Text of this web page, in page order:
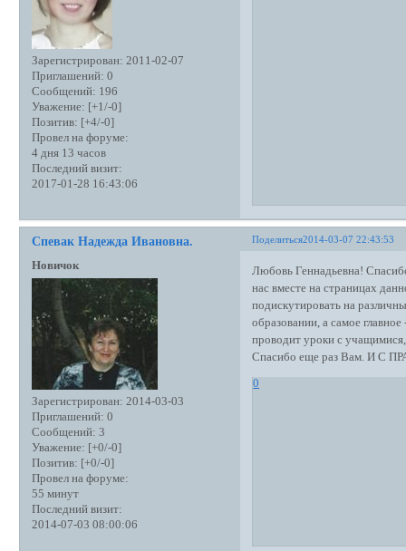
Зарегистрирован: 2011-02-07
Приглашений: 0
Сообщений: 196
Уважение: [+1/-0]
Позитив: [+4/-0]
Провел на форуме:
4 дня 13 часов
Последний визит:
2017-01-28 16:43:06
Поделиться2014-03-07 22:43:53
Спевак Надежда Ивановна.
Новичок
Зарегистрирован: 2014-03-03
Приглашений: 0
Сообщений: 3
Уважение: [+0/-0]
Позитив: [+0/-0]
Провел на форуме:
55 минут
Последний визит:
2014-07-03 08:00:06
Любовь Геннадьевна!
нас вместе на страницах
подискутировать на
образовании, а самое
проводит уроки с
Спасибо еще раз Вам. И С
0